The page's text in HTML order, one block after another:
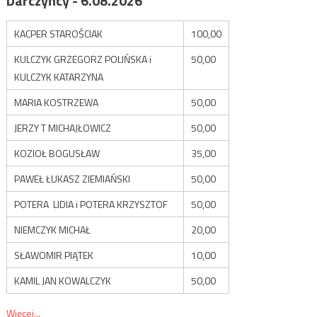
KACPER STAROŚCIAK
100,00
KULCZYK GRZEGORZ POLIŃSKA i
KULCZYK KATARZYNA
50,00
MARIA KOSTRZEWA
50,00
JERZY T MICHAJŁOWICZ
50,00
KOZIOŁ BOGUSŁAW
35,00
PAWEŁ ŁUKASZ ZIEMIAŃSKI
50,00
POTERA LIDIA i POTERA KRZYSZTOF
50,00
NIEMCZYK MICHAŁ
20,00
SŁAWOMIR PIĄTEK
10,00
KAMIL JAN KOWALCZYK
50,00
Więcej...